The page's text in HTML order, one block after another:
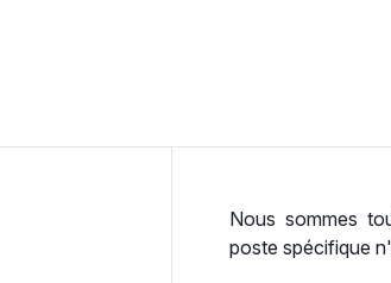
Nous sommes
poste spécifique